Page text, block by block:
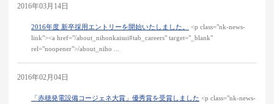
2016年03月14日
2016年度 新卒採用エントリーを開始いたしました。
<p class="nk-news-
link"><a href="/about_nihonkaisui#tab_careers" target="_blank"
rel="noopener">/about_niho ...
2016年02月04日
「赤穂発電設備コージェネ大賞」優秀賞を受賞しました <p class="nk-news-